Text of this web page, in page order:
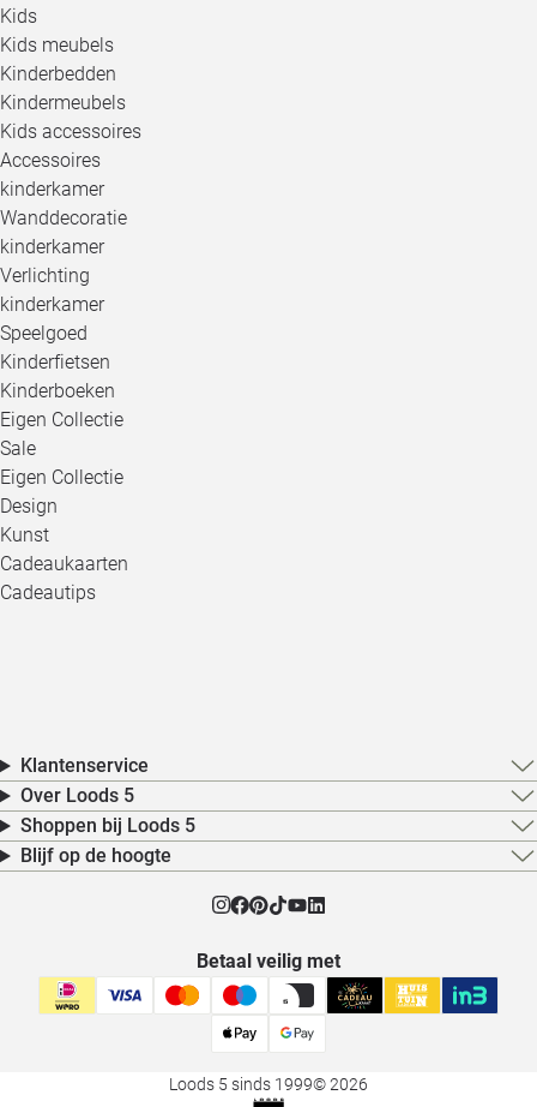
Kids
Kids meubels
Kinderbedden
Kindermeubels
Kids accessoires
Accessoires
kinderkamer
Wanddecoratie
kinderkamer
Verlichting
kinderkamer
Speelgoed
Kinderfietsen
Kinderboeken
Eigen Collectie
Sale
Eigen Collectie
Design
Kunst
Cadeaukaarten
Cadeautips
Klantenservice
Over Loods 5
Shoppen bij Loods 5
Blijf op de hoogte
Betaal veilig met
Loods 5 sinds 1999© 2026